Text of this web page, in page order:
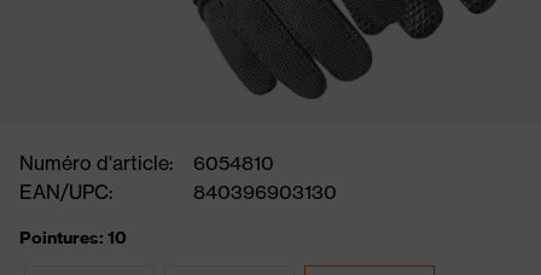
Numéro d'article:
6054810
EAN/UPC:
840396903130
Pointures: 10